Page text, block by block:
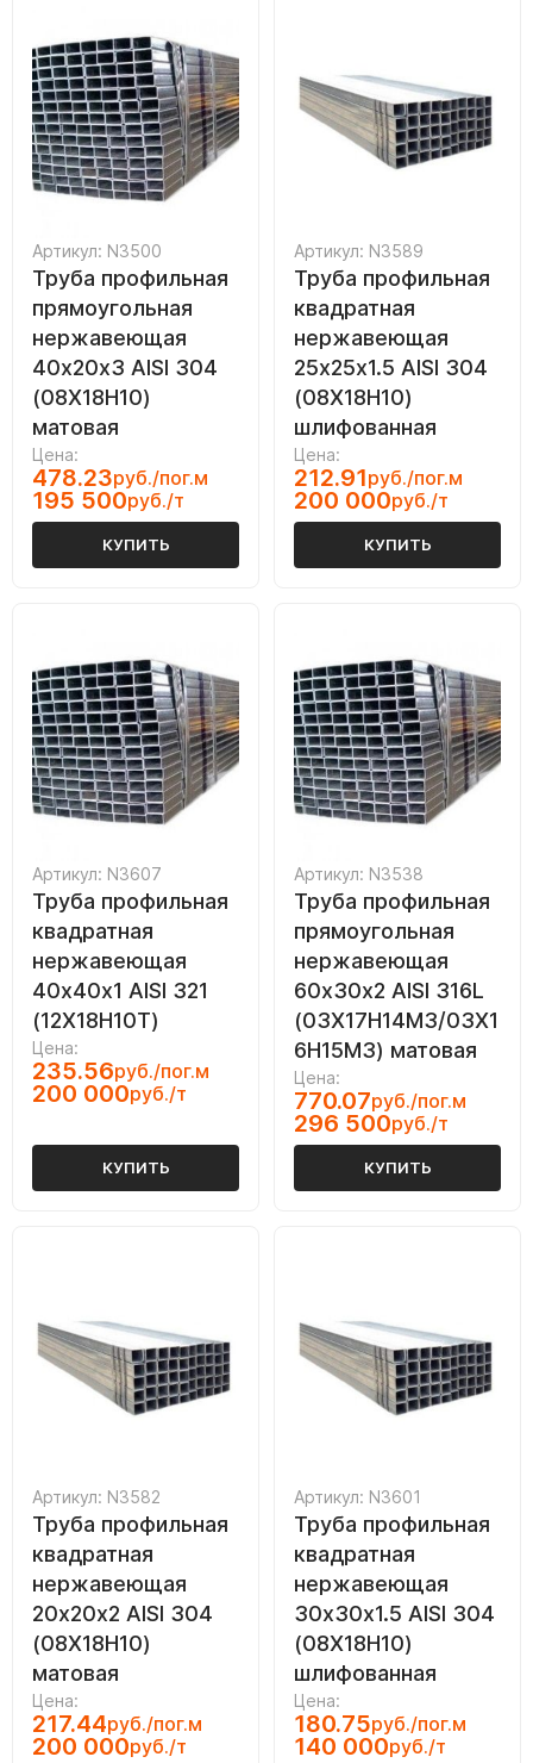
Артикул: N3500
Труба профильная
прямоугольная
нержавеющая
40х20х3 AISI 304
(08Х18Н10)
матовая
Цена:
478.23руб./пог.м
195 500руб./т
КУПИТЬ
Артикул: N3589
Труба профильная
квадратная
нержавеющая
25х25х1.5 AISI 304
(08Х18Н10)
шлифованная
Цена:
212.91руб./пог.м
200 000руб./т
КУПИТЬ
Артикул: N3607
Труба профильная
квадратная
нержавеющая
40х40х1 AISI 321
(12Х18Н10Т)
Цена:
235.56руб./пог.м
200 000руб./т
КУПИТЬ
Артикул: N3538
Труба профильная
прямоугольная
нержавеющая
60х30х2 AISI 316L
(03Х17Н14М3/03Х1
6Н15М3) матовая
Цена:
770.07руб./пог.м
296 500руб./т
КУПИТЬ
Артикул: N3582
Труба профильная
квадратная
нержавеющая
20х20х2 AISI 304
(08Х18Н10)
матовая
Цена:
217.44руб./пог.м
200 000руб./т
Артикул: N3601
Труба профильная
квадратная
нержавеющая
30х30х1.5 AISI 304
(08Х18Н10)
шлифованная
Цена:
180.75руб./пог.м
140 000руб./т